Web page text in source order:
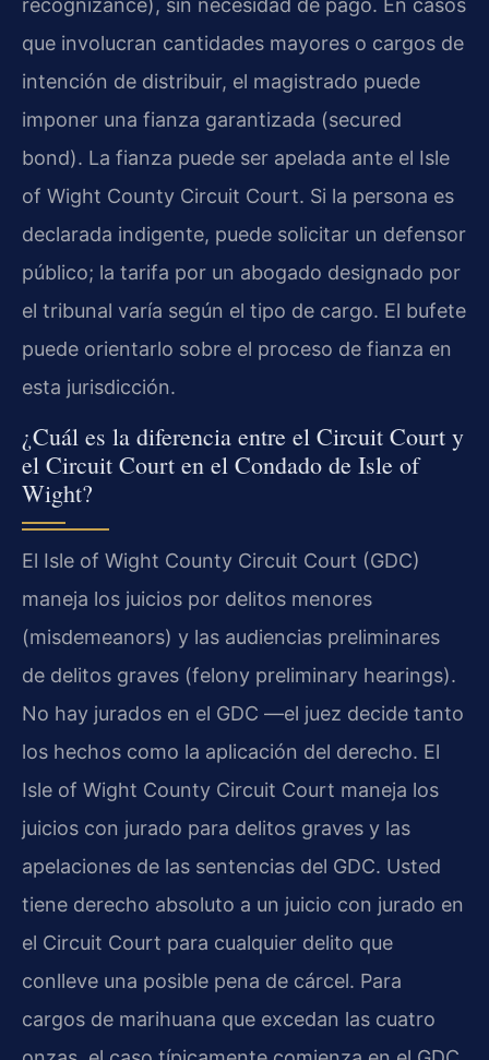
recognizance), sin necesidad de pago. En casos
que involucran cantidades mayores o cargos de
intención de distribuir, el magistrado puede
imponer una fianza garantizada (secured
bond). La fianza puede ser apelada ante el Isle
of Wight County Circuit Court. Si la persona es
declarada indigente, puede solicitar un defensor
público; la tarifa por un abogado designado por
el tribunal varía según el tipo de cargo. El bufete
puede orientarlo sobre el proceso de fianza en
esta jurisdicción.
¿Cuál es la diferencia entre el Circuit Court y
el Circuit Court en el Condado de Isle of
Wight?
El Isle of Wight County Circuit Court (GDC)
maneja los juicios por delitos menores
(misdemeanors) y las audiencias preliminares
de delitos graves (felony preliminary hearings).
No hay jurados en el GDC —el juez decide tanto
los hechos como la aplicación del derecho. El
Isle of Wight County Circuit Court maneja los
juicios con jurado para delitos graves y las
apelaciones de las sentencias del GDC. Usted
tiene derecho absoluto a un juicio con jurado en
el Circuit Court para cualquier delito que
conlleve una posible pena de cárcel. Para
cargos de marihuana que excedan las cuatro